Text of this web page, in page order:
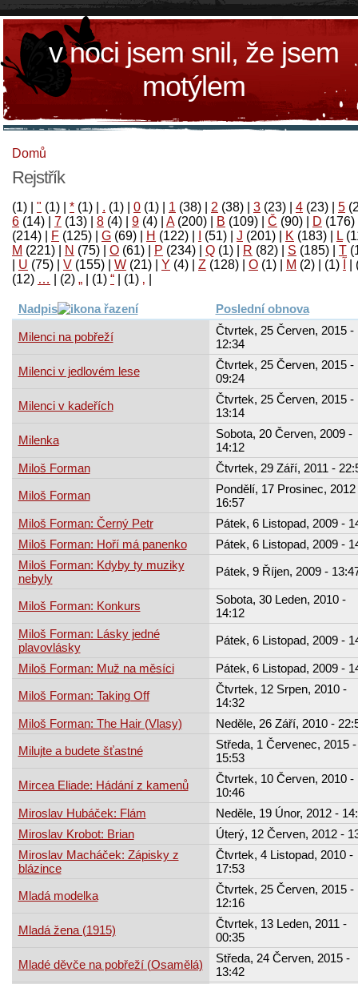
v noci jsem snil, že jsem
motýlem
Domů
Rejstřík
(1) " (1) * (1) . (1) 0 (1) 1 (38) 2 (38) 3 (23) 4 (23) 5
6 (14) 7 (13) 8 (4) 9 (4) A(200) B (109) Č (90) D (176)
(214)
F (125) G (69) H (122) (51) J (201) K (183) L
M (221) N (75) O (61) P (234) Q (1) R (82) S (185) T
U (75) V (155) W (21) Y (4) Z (128) Ο (1) М (2)
(1)
‚
(1)
“
(1)
„
(2)
…
(12)
Nadpis Poslední obnova
Milenci na pobřeží
Čtvrtek, 25 Červen, 2015 -
12:34
Milenci v jedlovém lese
Čtvrtek, 25 Červen, 2015 -
09:24
Milenci v kadeřích
Čtvrtek, 25 Červen, 2015 -
13:14
Milenka
Sobota, 20 Červen, 2009 -
14:12
Miloš Forman
Čtvrtek, 29 Září, 2011 -
Miloš Forman
Pondělí, 17 Prosinec, 2012
16:57
Miloš Forman: Černý Petr
Pátek, 6 Listopad, 2009 -
Miloš Forman: Hoří má panenko
Pátek, 6 Listopad, 2009 -
Miloš Forman: Kdyby ty muziky
nebyly
Pátek, 9 Říjen, 2009 -
Miloš Forman: Konkurs
Sobota, 30 Leden, 2010 -
14:12
Miloš Forman: Lásky jedné
plavovlásky
Pátek, 6 Listopad, 2009 -
Miloš Forman: Muž na měsíci
Pátek, 6 Listopad, 2009 -
Miloš Forman: Taking Off
Čtvrtek, 12 Srpen, 2010 -
14:32
Miloš Forman: The Hair (Vlasy)
Neděle, 26 Září, 2010 -
Milujte a budete šťastné
Středa, 1 Červenec, 2015 -
15:53
Mircea Eliade: Hádání z kamenů
Čtvrtek, 10 Červen, 2010 -
10:46
Miroslav Hubáček: Flám
Neděle, 19 Únor, 2012 -
Miroslav Krobot: Brian
Úterý, 12 Červen, 2012 -
Miroslav Macháček: Zápisky z
blázince
Čtvrtek, 4 Listopad, 2010 -
17:53
Mladá modelka
Čtvrtek, 25 Červen, 2015 -
12:16
Mladá žena (1915)
Čtvrtek, 13 Leden, 2011 -
00:35
Mladé děvče na pobřeží (Osamělá)
Středa, 24 Červen, 2015 -
13:42